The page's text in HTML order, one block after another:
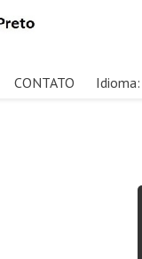
CONTATO Idioma: